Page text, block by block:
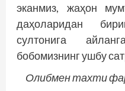
эканмиз, жаҳон
даҳоларидан
султонига
бобомизнинг ушбу
Олибмен тахти